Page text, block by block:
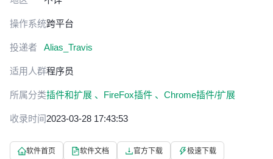
操作系统跨平台
投递者 Alias_Travis
适用人群程序员
所属分类插件和扩展 、 FireFox插件 、 Chrome插件/扩展
收录时间2023-03-28 17:43:53
软件首页 软件文档 官方下载 极速下载